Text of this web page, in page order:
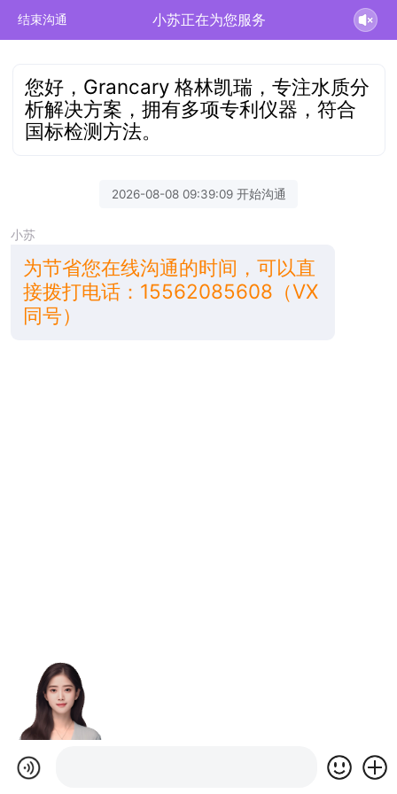
结束沟通 小苏正在为您服务
您好，Grancary 格林凯瑞，专注水质分
析解决方案，拥有多项专利仪器，符合
国标检测方法。
2026-08-08 09:39:09 开始沟通
小苏
为节省您在线沟通的时间，可以直
接拨打电话：15562085608（VX
同号）